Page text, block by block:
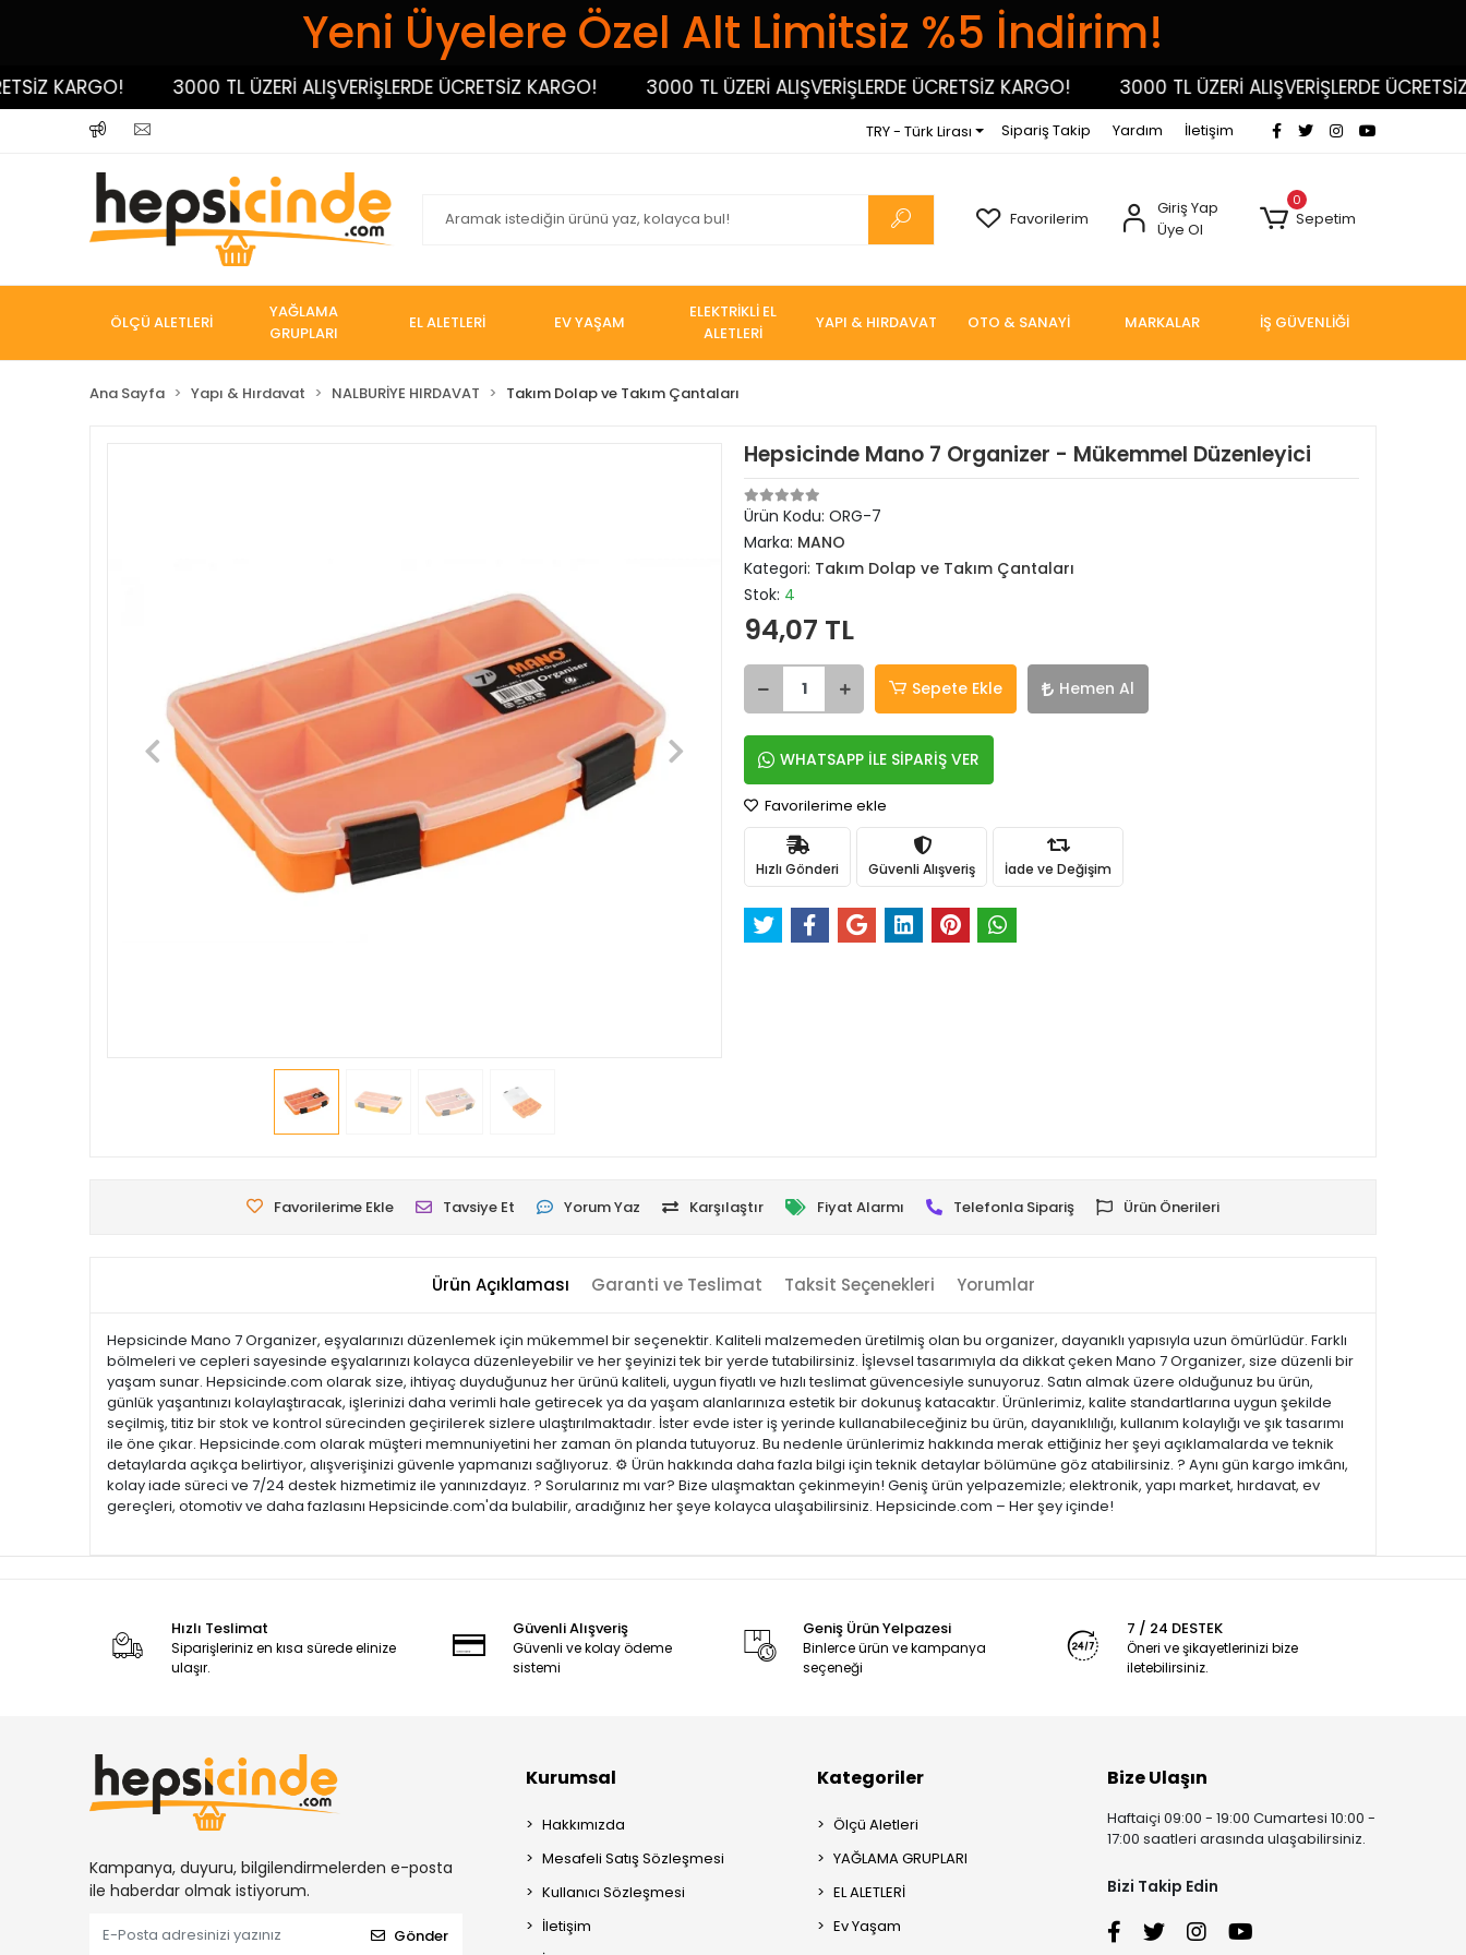
Yeni Üyelere Özel Alt Limitsiz %5 İndirim!
KARGO! 3000 TL ÜZERİ ALIŞVERİŞLERDE ÜCRETSİZ KARGO! 3000 TL ÜZERİ ALIŞVERİŞLERDE ÜCRETSİZ KARGO! 3000 TL ÜZERİ ALIŞVERİŞLERDE ÜCRETSİZ
TRY - Türk Lirası Sipariş Takip Yardım İletişim
Favorilerim
Giriş Yap
Üye Ol
0
Sepetim
ÖLÇÜ ALETLERİ
YAĞLAMA
GRUPLARI
EL ALETLERİ EV YAŞAM
ELEKTRİKLİ EL
ALETLERİ
YAPI & HIRDAVAT OTO & SANAYİ MARKALAR İŞ GÜVENLİĞİ
Ana Sayfa Yapı & Hırdavat NALBURİYE HIRDAVAT Takım Dolap ve Takım Çantaları
Hepsicinde Mano 7 Organizer - Mükemmel Düzenleyici
Ürün Kodu: ORG-7
Marka: MANO
Kategori: Takım Dolap ve Takım Çantaları
Stok: 4
94,07 TL
Sepete Ekle Hemen Al
WHATSAPP İLE SİPARİŞ VER
Favorilerime ekle
Hızlı Gönderi Güvenli Alışveriş İade ve Değişim
Favorilerime Ekle Tavsiye Et Yorum Yaz Karşılaştır Fiyat Alarmı Telefonla Sipariş Ürün Önerileri
Ürün Açıklaması Garanti ve Teslimat Taksit Seçenekleri Yorumlar
Hepsicinde Mano 7 Organizer, eşyalarınızı düzenlemek için mükemmel bir seçenektir. Kaliteli malzemeden üretilmiş olan bu organizer, dayanıklı yapısıyla uzun ömürlüdür. Farklı
bölmeleri ve cepleri sayesinde eşyalarınızı kolayca düzenleyebilir ve her şeyinizi tek bir yerde tutabilirsiniz. İşlevsel tasarımıyla da dikkat çeken Mano 7 Organizer, size düzenli bir
yaşam sunar. Hepsicinde.com olarak size, ihtiyaç duyduğunuz her ürünü kaliteli, uygun fiyatlı ve hızlı teslimat güvencesiyle sunuyoruz. Satın almak üzere olduğunuz bu ürün,
günlük yaşantınızı kolaylaştıracak, işlerinizi daha verimli hale getirecek ya da yaşam alanlarınıza estetik bir dokunuş katacaktır. Ürünlerimiz, kalite standartlarına uygun şekilde
seçilmiş, titiz bir stok ve kontrol sürecinden geçirilerek sizlere ulaştırılmaktadır. İster evde ister iş yerinde kullanabileceğiniz bu ürün, dayanıklılığı, kullanım kolaylığı ve şık tasarımı
ile öne çıkar. Hepsicinde.com olarak müşteri memnuniyetini her zaman ön planda tutuyoruz. Bu nedenle ürünlerimiz hakkında merak ettiğiniz her şeyi açıklamalarda ve teknik
detaylarda açıkça belirtiyor, alışverişinizi güvenle yapmanızı sağlıyoruz. ⚙️ Ürün hakkında daha fazla bilgi için teknik detaylar bölümüne göz atabilirsiniz. ? Aynı gün kargo imkânı,
kolay iade süreci ve 7/24 destek hizmetimiz ile yanınızdayız. ? Sorularınız mı var? Bize ulaşmaktan çekinmeyin! Geniş ürün yelpazemizle; elektronik, yapı market, hırdavat, ev
gereçleri, otomotiv ve daha fazlasını Hepsicinde.com'da bulabilir, aradığınız her şeye kolayca ulaşabilirsiniz. Hepsicinde.com – Her şey içinde!
Hızlı Teslimat
Siparişleriniz en kısa sürede elinize
ulaşır.
Güvenli Alışveriş
Güvenli ve kolay ödeme
sistemi
Geniş Ürün Yelpazesi
Binlerce ürün ve kampanya
seçeneği
7 / 24 DESTEK
Öneri ve şikayetlerinizi bize
iletebilirsiniz.
Kampanya, duyuru, bilgilendirmelerden e-posta
ile haberdar olmak istiyorum.
Gönder
Kurumsal
Hakkımızda
Mesafeli Satış Sözleşmesi
Kullanıcı Sözleşmesi
İletişim
Kategoriler
Ölçü Aletleri
YAĞLAMA GRUPLARI
EL ALETLERİ
Ev Yaşam
Bize Ulaşın
Haftaiçi 09:00 - 19:00 Cumartesi 10:00 -
17:00 saatleri arasında ulaşabilirsiniz.
Bizi Takip Edin